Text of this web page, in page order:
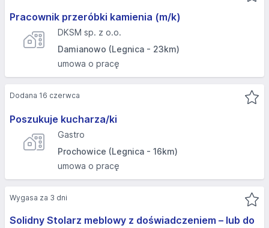
Pracownik przeróbki kamienia (m/k)
DKSM sp. z o.o.
Damianowo (Legnica - 23km)
umowa o pracę
Poszukuje kucharza/ki
Gastro
Prochowice (Legnica - 16km)
umowa o pracę
Dodana 16 czerwca
Solidny Stolarz meblowy z doświadczeniem – lub do
Wygasa za 3 dni